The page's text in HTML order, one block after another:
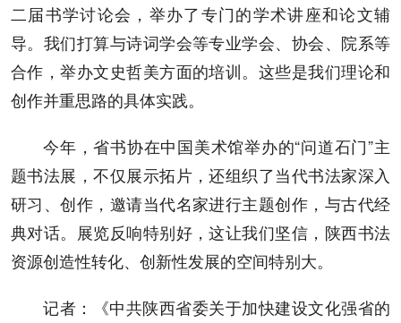
二届书学讨论会，举办了专门的学术讲座和论文辅
导。我们打算与诗词学会等专业学会、协会、院系等
合作，举办文史哲美方面的培训。这些是我们理论和
创作并重思路的具体实践。
今年，省书协在中国美术馆举办的“问道石门”主
题书法展，不仅展示拓片，还组织了当代书法家深入
研习、创作，邀请当代名家进行主题创作，与古代经
典对话。展览反响特别好，这让我们坚信，陕西书法
资源创造性转化、创新性发展的空间特别大。
记者：《中共陕西省委关于加快建设文化强省的